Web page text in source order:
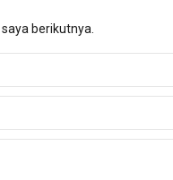
berikutnya.